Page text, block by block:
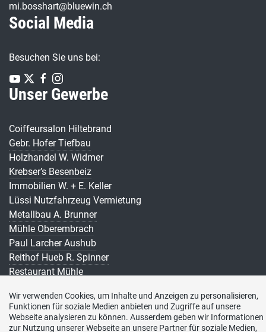
mi.bosshart@bluewin.ch
Social Media
Besuchen Sie uns bei:
Unser Gewerbe
Coiffeursalon Hiltebrand
Gebr. Hofer Tiefbau
Holzhandel W. Widmer
Krebser’s Besenbeiz
Immobilien W. + E. Keller
Lüssi Nutzfahrzeug Vermietung
Metallbau A. Brunner
Mühle Oberembrach
Paul Larcher Aushub
Reithof Hueb R. Spinner
Restaurant Mühle
Schlosserei F. Moser
Susann’s Besenbeiz s. Spinner
Wir verwenden Cookies, um Inhalte und Anzeigen zu personalisieren,
Funktionen für soziale Medien anbieten und Zugriffe auf unsere
Webseite analysieren zu können. Ausserdem geben wir Informationen
zur Nutzung unserer Webseite an unsere Partner für soziale Medien,